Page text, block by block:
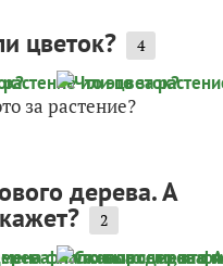
цветок? 4
за растение?
дерева. А
2